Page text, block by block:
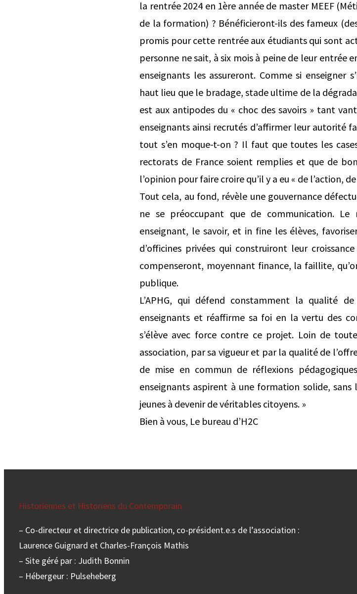
la rentrée 2024 en 1ère année de master MEEF
de la formation) ? Bénéficieront-ils des fameux
promis pour cette rentrée aux étudiants qui sont
personne ne sait, à six mois à peine de leur entrée
enseignants les assureront. Comme si enseigner
haut lieu que le bradage, stade ultime de la
est aux antipodes du « choc des savoirs » tant
enseignants ainsi recrutés d’affirmer leur autorité
tout s’en moque-t-on ? Il faut que toutes les
rectorats de France soient remplies et que de
l’opinion pour faire croire qu’il y a eu « de l’action,
Tout cela, au fond, révèle une gouvernance
ne se préoccupant que de communication.
enseignant, le savoir, et in fine les élèves,
d’officines privées qui construiront leur
compenseront, moyennant finance, la faillite,
publique.
L’APHG, qui défend constamment la qualité
enseignants et réaffirme sa foi en la vertu des
s’élève avec force contre ce projet. Loin de
association, par sa vigueur et par la qualité de
de mise en commun de réflexions
enseignants aspirent à une formation solide, sans
jeunes à devenir de véritables citoyens. »
Bien à vous, Le bureau d’H2C
Historiennes et Historiens du Contemporain
– Co-directeur et directrice de publication, co-président.e.s de l’association :
Laurence Guignard et Charles-François Mathis
– Site géré par : Judith Bonnin
– Hébergeur : Pulseheberg